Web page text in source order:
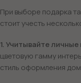
При выборе подарка
стоит учесть
1. Учитывайте
цветовую гамму
стиль оформления